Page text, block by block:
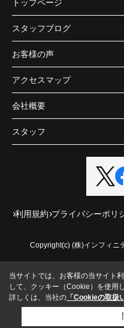
トップページ
スタッフブログ
お客様の声
アクセスマップ
会社概要
スタッフ
利用規約 プライバシーポリ
Copyright(c) (株)インフィニ
当サイトでは、お客様の当サイト
して、クッキー（Cookie）を使用
詳しくは、当社の 「Cookieの取扱